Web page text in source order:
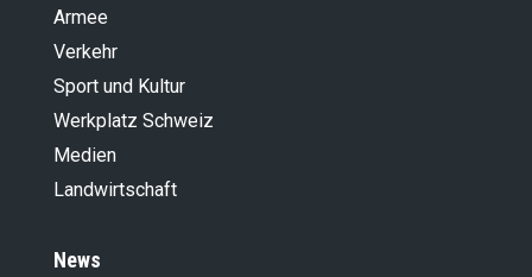
Armee
Verkehr
Sport und Kultur
Werkplatz Schweiz
Medien
Landwirt­schaft
News